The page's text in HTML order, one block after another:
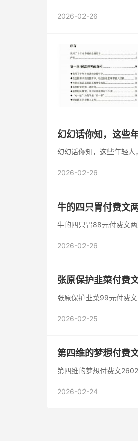
2026-02-26
幻幻话你知，这些
幻幻话你知，这些年轻人
2026-02-26
牛的四只胃付费文
牛的四只胃88元付费文
2026-02-26
张
2026-02-25
第四维的梦想付费
第四维的梦想付费文
2026-02-24